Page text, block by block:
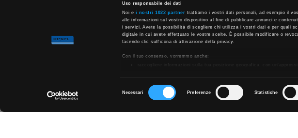
Uso responsabile dei dati
Noi e i nostri 1022 partner trattiamo i vostri dati personali, ad esempio il
alle informazioni sul vostro dispositivo al fine di pubblicare annunci e
i servizi. Avete la possibilità di scegliere chi utilizza i vostri dati e per quali
digitale in cui avete effettuato le vostre scelte. È possibile modificare o
facendo clic sull'icona di attivazione della privacy.
Con il tuo consenso, vorremmo anche:
raccogliere informazioni sulla tua posizione geografica, con
qualsiasi momento dalla Dichiarazione sui cookie.
consenso
Necessari Preferenze Statistiche
Chiedi ai nostri tecnici